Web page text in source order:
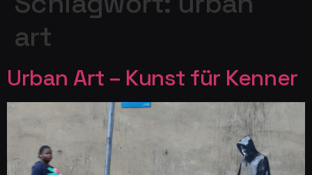
art
Urban Art – Kunst für Kenner